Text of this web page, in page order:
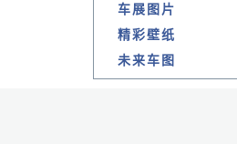
车展图片
精彩壁纸
未来车图